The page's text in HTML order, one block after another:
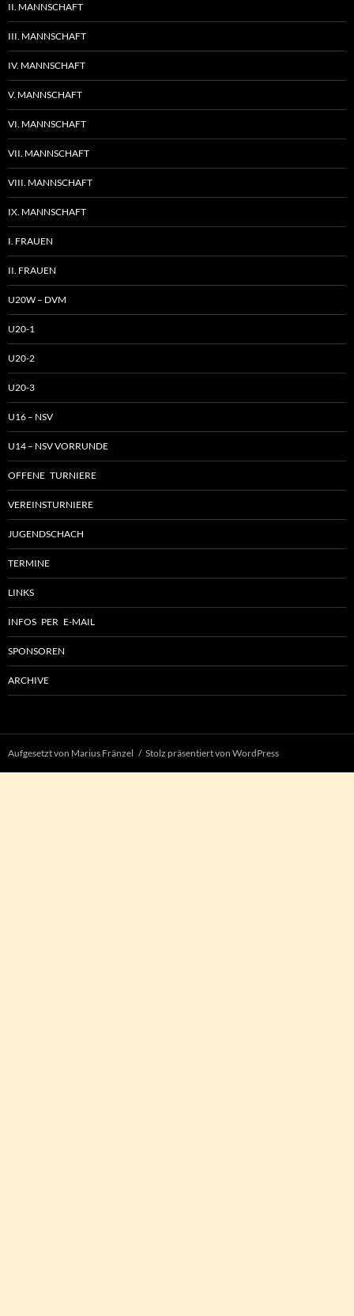
II. MANNSCHAFT
III. MANNSCHAFT
IV. MANNSCHAFT
V. MANNSCHAFT
VI. MANNSCHAFT
VII. MANNSCHAFT
VIII. MANNSCHAFT
IX. MANNSCHAFT
I. FRAUEN
II. FRAUEN
U20W – DVM
U20-1
U20-2
U20-3
U16 – NSV
U14 – NSV VORRUNDE
OFFENE TURNIERE
VEREINSTURNIERE
JUGENDSCHACH
TERMINE
LINKS
INFOS PER E-MAIL
SPONSOREN
ARCHIVE
Aufgesetzt von Marius Fränzel Stolz präsentiert von WordPress